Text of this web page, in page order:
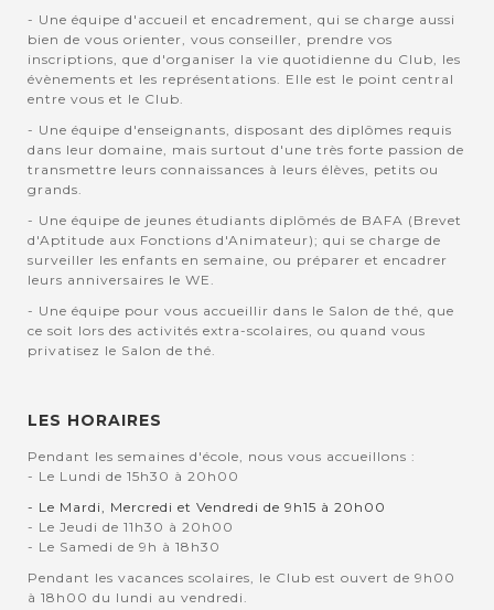
- Une équipe d'accueil et encadrement, qui se charge aussi
bien de vous orienter, vous conseiller, prendre vos
inscriptions, que d'organiser la vie quotidienne du Club, les
évènements et les représentations. Elle est le point central
entre vous et le Club.
- Une équipe d'enseignants, disposant des diplômes requis
dans leur domaine, mais surtout d'une très forte passion de
transmettre leurs connaissances à leurs élèves, petits ou
grands.
- Une équipe de jeunes étudiants diplômés de BAFA (Brevet
d'Aptitude aux Fonctions d'Animateur); qui se charge de
surveiller les enfants en semaine, ou préparer et encadrer
leurs anniversaires le WE.
- Une équipe pour vous accueillir dans le Salon de thé, que
ce soit lors des activités extra-scolaires, ou quand vous
privatisez le Salon de thé.
LES HORAIRES
Pendant les semaines d'école, nous vous accueillons :
- Le Lundi de 15h30 à 20h00
- Le Mardi, Mercredi et Vendredi de 9h15 à 20h00
- Le Jeudi de 11h30 à 20h00
- Le Samedi de 9h à 18h30
Pendant les vacances scolaires, le Club est ouvert de 9h00
à 18h00 du lundi au vendredi.